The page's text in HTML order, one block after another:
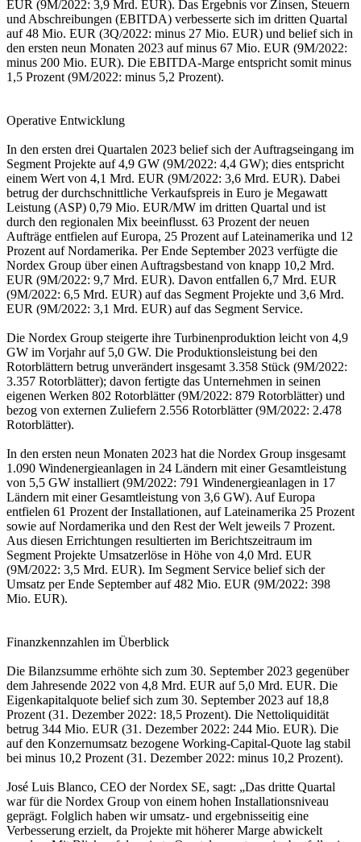
EUR (9M/2022: 3,9 Mrd. EUR). Das Ergebnis vor Zinsen, Steuern
und Abschreibungen (EBITDA) verbesserte sich im dritten Quartal
auf 48 Mio. EUR (3Q/2022: minus 27 Mio. EUR) und belief sich in
den ersten neun Monaten 2023 auf minus 67 Mio. EUR (9M/2022:
minus 200 Mio. EUR). Die EBITDA-Marge entspricht somit minus
1,5 Prozent (9M/2022: minus 5,2 Prozent).
Operative Entwicklung
In den ersten drei Quartalen 2023 belief sich der Auftragseingang im
Segment Projekte auf 4,9 GW (9M/2022: 4,4 GW); dies entspricht
einem Wert von 4,1 Mrd. EUR (9M/2022: 3,6 Mrd. EUR). Dabei
betrug der durchschnittliche Verkaufspreis in Euro je Megawatt
Leistung (ASP) 0,79 Mio. EUR/MW im dritten Quartal und ist
durch den regionalen Mix beeinflusst. 63 Prozent der neuen
Aufträge entfielen auf Europa, 25 Prozent auf Lateinamerika und 12
Prozent auf Nordamerika. Per Ende September 2023 verfügte die
Nordex Group über einen Auftragsbestand von knapp 10,2 Mrd.
EUR (9M/2022: 9,7 Mrd. EUR). Davon entfallen 6,7 Mrd. EUR
(9M/2022: 6,5 Mrd. EUR) auf das Segment Projekte und 3,6 Mrd.
EUR (9M/2022: 3,1 Mrd. EUR) auf das Segment Service.
Die Nordex Group steigerte ihre Turbinenproduktion leicht von 4,9
GW im Vorjahr auf 5,0 GW. Die Produktionsleistung bei den
Rotorblättern betrug unverändert insgesamt 3.358 Stück (9M/2022:
3.357 Rotorblätter); davon fertigte das Unternehmen in seinen
eigenen Werken 802 Rotorblätter (9M/2022: 879 Rotorblätter) und
bezog von externen Zuliefern 2.556 Rotorblätter (9M/2022: 2.478
Rotorblätter).
In den ersten neun Monaten 2023 hat die Nordex Group insgesamt
1.090 Windenergieanlagen in 24 Ländern mit einer Gesamtleistung
von 5,5 GW installiert (9M/2022: 791 Windenergieanlagen in 17
Ländern mit einer Gesamtleistung von 3,6 GW). Auf Europa
entfielen 61 Prozent der Installationen, auf Lateinamerika 25 Prozent
sowie auf Nordamerika und den Rest der Welt jeweils 7 Prozent.
Aus diesen Errichtungen resultierten im Berichtszeitraum im
Segment Projekte Umsatzerlöse in Höhe von 4,0 Mrd. EUR
(9M/2022: 3,5 Mrd. EUR). Im Segment Service belief sich der
Umsatz per Ende September auf 482 Mio. EUR (9M/2022: 398
Mio. EUR).
Finanzkennzahlen im Überblick
Die Bilanzsumme erhöhte sich zum 30. September 2023 gegenüber
dem Jahresende 2022 von 4,8 Mrd. EUR auf 5,0 Mrd. EUR. Die
Eigenkapitalquote belief sich zum 30. September 2023 auf 18,8
Prozent (31. Dezember 2022: 18,5 Prozent). Die Nettoliquidität
betrug 344 Mio. EUR (31. Dezember 2022: 244 Mio. EUR). Die
auf den Konzernumsatz bezogene Working-Capital-Quote lag stabil
bei minus 10,2 Prozent (31. Dezember 2022: minus 10,2 Prozent).
José Luis Blanco, CEO der Nordex SE, sagt: „Das dritte Quartal
war für die Nordex Group von einem hohen Installationsniveau
geprägt. Folglich haben wir umsatz- und ergebnisseitig eine
Verbesserung erzielt, da Projekte mit höherer Marge abwickelt